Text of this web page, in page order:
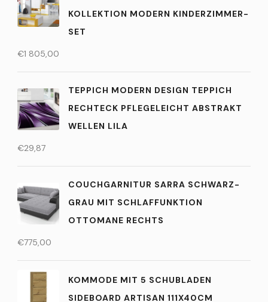
KOLLEKTION MODERN KINDERZIMMER-
SET
€1 805,00
TEPPICH MODERN DESIGN TEPPICH
RECHTECK PFLEGELEICHT ABSTRAKT
WELLEN LILA
€29,87
COUCHGARNITUR SARRA SCHWARZ-
GRAU MIT SCHLAFFUNKTION
OTTOMANE RECHTS
€775,00
KOMMODE MIT 5 SCHUBLADEN
SIDEBOARD ARTISAN 111X40CM